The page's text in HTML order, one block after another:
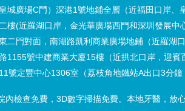
城廣場C門）深港1號地鋪全層（近福田口岸、
樓(近羅湖口岸，金光華廣場西門和深圳發展中
二門對面，南湖路凱利商業廣場地鋪（近羅湖
1155號中建商業大廈15樓（近拱北口岸，迎賓
號定豐中心1306室（荔枝角地鐵站A出口3分
檢查免費，3D數字掃描免費。本地牙醫，放